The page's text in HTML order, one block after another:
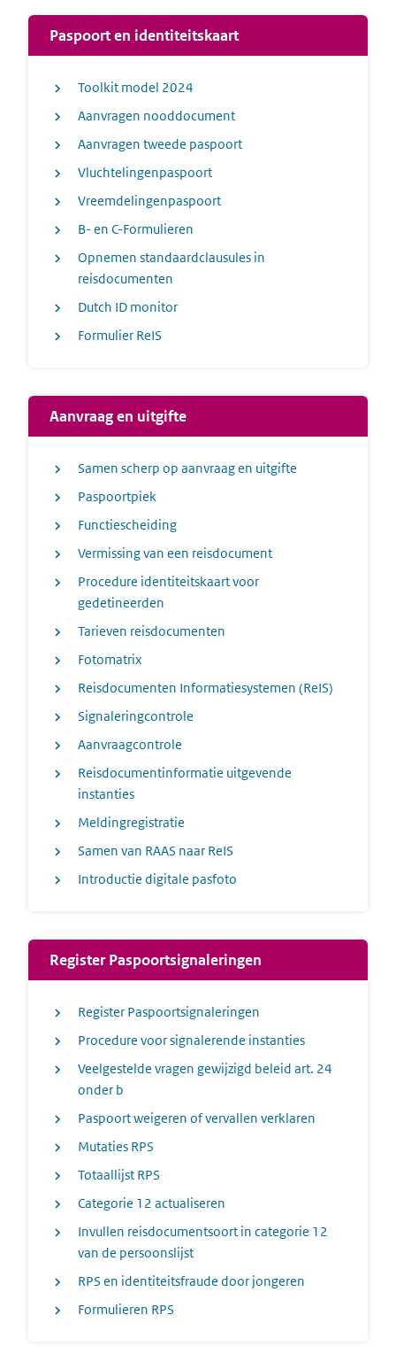
Paspoort en identiteitskaart
Toolkit model 2024
Aanvragen nooddocument
Aanvragen tweede paspoort
Vluchtelingenpaspoort
Vreemdelingenpaspoort
B- en C-Formulieren
Opnemen standaardclausules in
reisdocumenten
Dutch ID monitor
Formulier ReIS
Aanvraag en uitgifte
Samen scherp op aanvraag en uitgifte
Paspoortpiek
Functiescheiding
Vermissing van een reisdocument
Procedure identiteitskaart voor
gedetineerden
Tarieven reisdocumenten
Fotomatrix
Reisdocumenten Informatiesystemen (ReIS)
Signaleringcontrole
Aanvraagcontrole
Reisdocumentinformatie uitgevende
instanties
Meldingregistratie
Samen van RAAS naar ReIS
Introductie digitale pasfoto
Register Paspoortsignaleringen
Register Paspoortsignaleringen
Procedure voor signalerende instanties
Veelgestelde vragen gewijzigd beleid art. 24
onder b
Paspoort weigeren of vervallen verklaren
Mutaties RPS
Totaallijst RPS
Categorie 12 actualiseren
Invullen reisdocumentsoort in categorie 12
van de persoonslijst
RPS en identiteitsfraude door jongeren
Formulieren RPS